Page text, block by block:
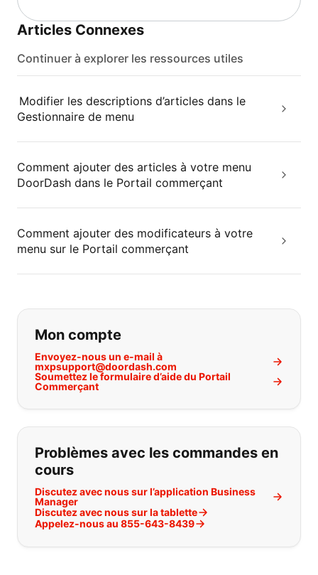
Articles Connexes
Continuer à explorer les ressources utiles
Modifier les descriptions d’articles dans le
Gestionnaire de menu
Comment ajouter des articles à votre menu
DoorDash dans le Portail commerçant
Comment ajouter des modificateurs à votre
menu sur le Portail commerçant
Si vous ne trouvez pas ce que vous
Mon compte
Envoyez-nous un e-mail à
mxpsupport@doordash.com
Soumettez le formulaire d’aide du Portail
Commerçant
Problèmes avec les commandes en
cours
Discutez avec nous sur l’application Business
Manager
Discutez avec nous sur la tablette
Appelez-nous au 855-643-8439